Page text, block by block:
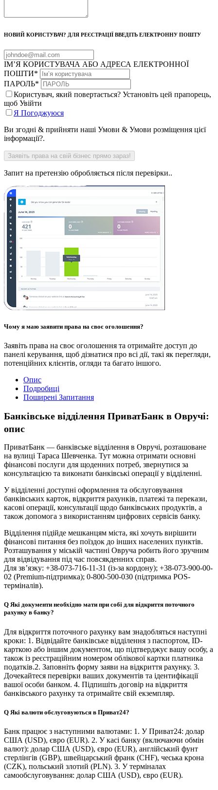
НОВИЙ КОРИСТУВАЧ? ДЛЯ РЕЄСТРАЦІЇ ВВЕДІТЬ ЕЛЕКТРОННУ ПОШТУ
ІМ’Я КОРИСТУВАЧА АБО АДРЕСА ЕЛЕКТРОННОЇ
ПОШТИ*
ПАРОЛЬ*
Користувач, який повертається? Установіть цей прапорець,
щоб Увійти
Я Погоджуюся
Ви згодні & прийняти наші Умови & Умови розміщення цієї
інформації?.
Запит на претензію обробляється після перевірки..
Чому я маю заявити права на своє оголошення?
Заявіть права на своє оголошення та отримайте доступ до
панелі керування, щоб дізнатися про всі дії, такі як перегляди,
потенційних клієнтів, огляди та багато іншого.
Опис
Подробиці
Поширені Запитання
Банківське відділення ПриватБанк в Овручі:
опис
ПриватБанк — банківське відділення в Овручі, розташоване
на вулиці Тараса Шевченка. Тут можна отримати основні
фінансові послуги для щоденних потреб, звернутися за
консультацією та виконати банківські операції у відділенні.
У відділенні доступні оформлення та обслуговування
банківських карток, відкриття рахунків, платежі та перекази,
касові операції, консультації щодо банківських продуктів, а
також допомога з використанням цифрових сервісів банку.
Відділення підійде мешканцям міста, які хочуть вирішити
фінансові питання без поїздок до інших населених пунктів.
Розташування у міській частині Овруча робить його зручним
для відвідування під час повсякденних справ.
Для зв’язку: +38-073-716-11-31 (із-за кордону); +38-073-900-00-
02 (Premium-підтримка); 0-800-500-030 (підтримка POS-
терміналів).
Q Які документи необхідно мати при собі для відкриття поточного
рахунку в банку?
Для відкриття поточного рахунку вам знадобляться наступні
кроки: 1. Відвідайте банківське відділення з паспортом, ID-
карткою або іншим документом, що підтверджує вашу особу, а
також із реєстраційним номером облікової картки платника
податків.2. Заповніть форму заяви на відкриття рахунку. 3.
Дочекайтеся перевірки ваших документів та ідентифікації
вашої особи банком. 4. Підпишіть договір на відкриття
банківського рахунку та отримайте свій екземпляр.
Q Які валюти обслуговуються в Приват24?
Банк працює з наступними валютами: 1. У Приват24: долар
США (USD), євро (EUR). 2. У касі банку (включаючи обмін
валют): долар США (USD), євро (EUR), англійський фунт
стерлінгів (GBP), швейцарський франк (CHF), чеська крона
(CZK), польський злотий (PLN). 3. У терміналах
самообслуговування: долар США (USD), євро (EUR).